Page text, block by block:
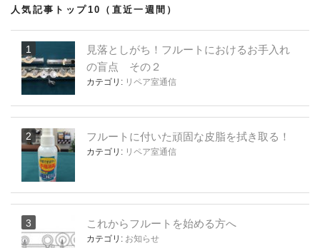
ン
人気記事トップ10（直近一週間）
見落としがち！フルートにおけるお手入れ
の盲点 その２
カテゴリ: リペア室通信
フルートに付いた頑固な皮脂を拭き取る！
カテゴリ: リペア室通信
これからフルートを始める方へ
カテゴリ: お知らせ